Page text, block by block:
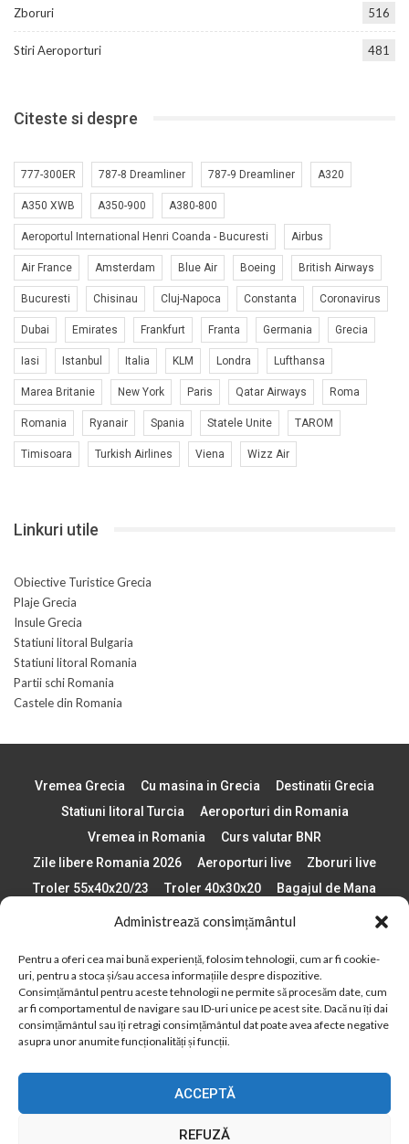
Administrează consimțământul
Pentru a oferi cea mai bună experiență, folosim tehnologii, cum ar fi cookie-
uri, pentru a stoca și/sau accesa informațiile despre dispozitive.
Consimțământul pentru aceste tehnologii ne permite să procesăm date, cum
ar fi comportamentul de navigare sau ID-uri unice pe acest site. Dacă nu îți dai
consimțământul sau îți retragi consimțământul dat poate avea afecte negative
asupra unor anumite funcționalități și funcții.
ACCEPTĂ
REFUZĂ
Zboruri 516
Stiri Aeroporturi 481
Citeste si despre
777-300ER 787-8 Dreamliner 787-9 Dreamliner A320
A350 XWB A350-900 A380-800
Aeroportul International Henri Coanda - Bucuresti Airbus
Air France Amsterdam Blue Air Boeing British Airways
Bucuresti Chisinau Cluj-Napoca Constanta Coronavirus
Dubai Emirates Frankfurt Franta Germania Grecia
Iasi Istanbul Italia KLM Londra Lufthansa
Marea Britanie New York Paris Qatar Airways Roma
Romania Ryanair Spania Statele Unite TAROM
Timisoara Turkish Airlines Viena Wizz Air
Linkuri utile
Obiective Turistice Grecia
Plaje Grecia
Insule Grecia
Statiuni litoral Bulgaria
Statiuni litoral Romania
Partii schi Romania
Castele din Romania
Vremea Grecia Cu masina in Grecia
Destinatii Grecia
Statiuni litoral Turcia
Aeroporturi din Romania
Vremea in Romania
Curs valutar BNR
Zile libere Romania 2026
Aeroporturi live
Zboruri live
Troler 55x40x20/23
Troler 40x30x20
Bagajul de Mana
Paste 2026
Cele mai bune telefoane
Plaje din Europa
Concerte Romania 2025
Asigurare de calatorie
Când se schimba ora în 2026
Calendar Formula 1 sezon 2026
Boarding Pass
Despre AirlinesTravel.ro
Politică cookie-uri (UE)
Cookie Policy (AU)
Politică cookie-uri (ZA)
Politică cookie-uri (Canada)
Politică cookie-uri (BR)